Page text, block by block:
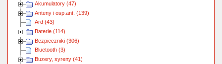
Akumulatory (47)
Anteny i osp.ant. (139)
Ard (43)
Baterie (114)
Bezpieczniki (306)
Bluetooth (3)
Buzery, syreny (41)